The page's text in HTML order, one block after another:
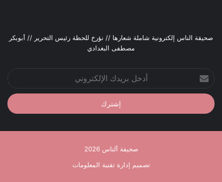
صحيقة الناس إلكترونية شاملة شعارها // نؤرخ للحظة رئيس التحرير // أبوبكر
مصطفى البغدادي
بريدك
الإلكتروني
صحيفة ألناس 2026
تصميم إدارة تقنية المعلومات